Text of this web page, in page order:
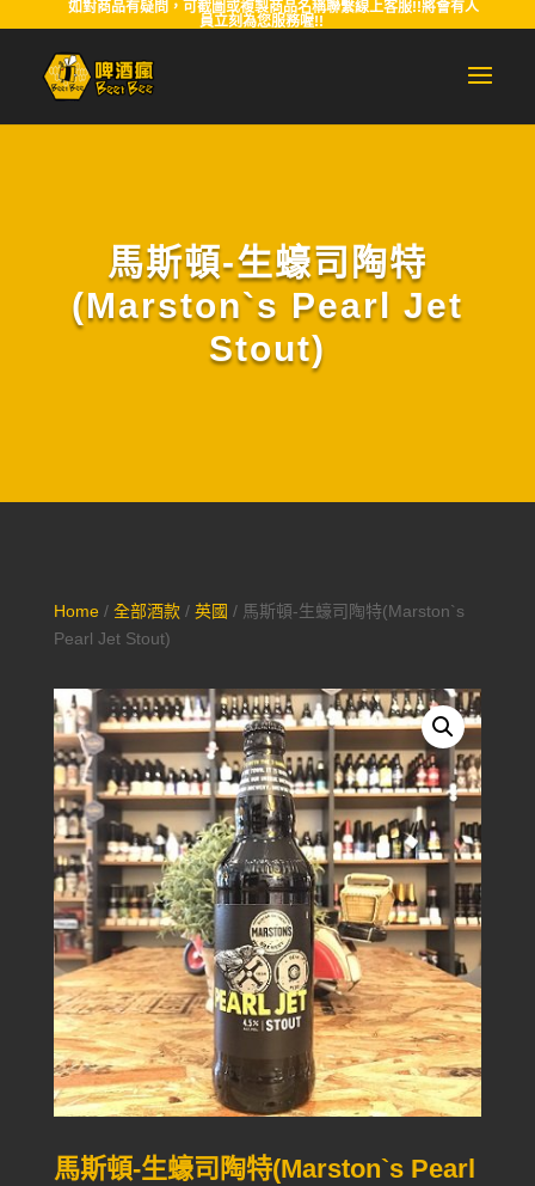
如對商品有疑問，可截圖或複製商品名稱聯繫線上客服!!將會有人
員立刻為您服務喔!!
馬斯頓-生蠔司陶特
(Marston`s Pearl Jet
Stout)
Home/ 全部酒款/ 英國 / 馬斯頓-生蠔司陶特(Marston`s
Pearl Jet Stout)
馬斯頓-生蠔司陶特(Marston`s Pearl